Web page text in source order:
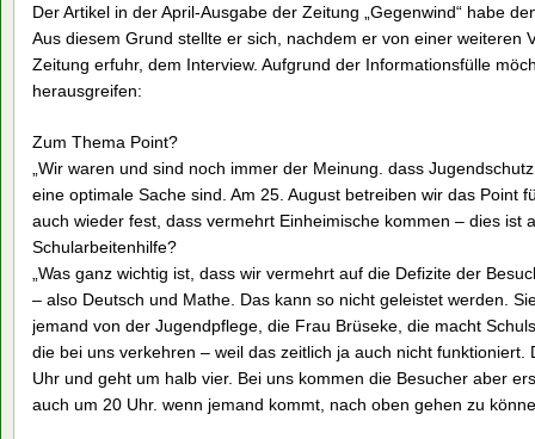
Der Artikel in der April-Ausgabe der Zeitung „Gegenwind“ habe
Aus diesem Grund stellte er sich, nachdem er von einer weiteren
Zeitung erfuhr, dem Interview. Aufgrund der Informationsfülle
herausgreifen:
Zum Thema Point?
„Wir waren und sind noch immer der Meinung. dass
eine optimale Sache sind. Am 25. August betreiben wir das Point
auch wieder fest, dass vermehrt Einheimische kommen – dies ist
Schularbeitenhilfe?
„Was ganz wichtig ist, dass wir vermehrt auf die Defizite der
– also Deutsch und Mathe. Das kann so nicht geleistet werden.
jemand von der Jugendpflege, die Frau Brüseke, die macht
die bei uns verkehren – weil das zeitlich ja auch nicht
Uhr und geht um halb vier. Bei uns kommen die Besucher aber
auch um 20 Uhr. wenn jemand kommt, nach oben gehen zu